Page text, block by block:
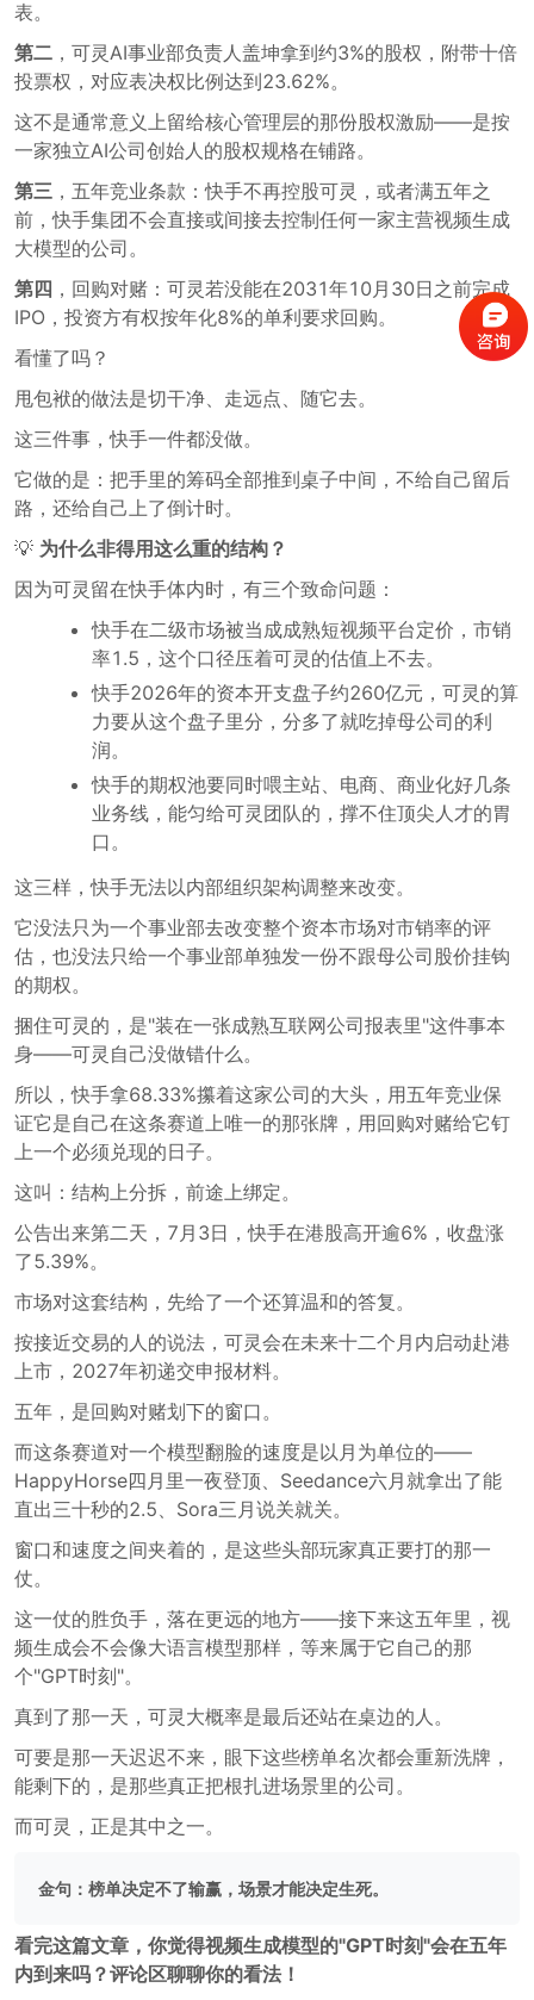
表。
第二，可灵AI事业部负责人盖坤拿到约3%的股权，附带十倍
投票权，对应表决权比例达到23.62%。
这不是通常意义上留给核心管理层的那份股权激励——是按
一家独立AI公司创始人的股权规格在铺路。
第三 ，五年竞业条款：快手不再控股可灵，或者满五年之
前，快手集团不会直接或间接去控制任何一家主营视频生成
大模型的公司。
第四 ，回购对赌：可灵若没能在2031年10月30日之前完成
IPO，投资方有权按年化8%的单利要求回购。
看懂了吗？
甩包袱的做法是切干净、走远点、随它去。
这三件事，快手一件都没做。
它做的是：把手里的筹码全部推到桌子中间，不给自己留后
路，还给自己上了倒计时。
💡 为什么非得用这么重的结构？
因为可灵留在快手体内时，有三个致命问题：
快手在二级市场被当成成熟短视频平台定价，市销
率1.5，这个口径压着可灵的估值上不去。
快手2026年的资本开支盘子约260亿元，可灵的算
力要从这个盘子里分，分多了就吃掉母公司的利
润。
快手的期权池要同时喂主站、电商、商业化好几条
业务线，能匀给可灵团队的，撑不住顶尖人才的胃
口。
这三样，快手无法以内部组织架构调整来改变。
它没法只为一个事业部去改变整个资本市场对市销率的评
估，也没法只给一个事业部单独发一份不跟母公司股价挂钩
的期权。
捆住可灵的，是"装在一张成熟互联网公司报表里"这件事本
身——可灵自己没做错什么。
所以，快手拿68.33%攥着这家公司的大头，用五年竞业保
证它是自己在这条赛道上唯一的那张牌，用回购对赌给它钉
上一个必须兑现的日子。
这叫：结构上分拆，前途上绑定。
公告出来第二天，7月3日，快手在港股高开逾6%，收盘涨
了5.39%。
市场对这套结构，先给了一个还算温和的答复。
按接近交易的人的说法，可灵会在未来十二个月内启动赴港
上市，2027年初递交申报材料。
五年，是回购对赌划下的窗口。
而这条赛道对一个模型翻脸的速度是以月为单位的——
HappyHorse四月里一夜登顶、Seedance六月就拿出了能
直出三十秒的2.5、Sora三月说关就关。
窗口和速度之间夹着的，是这些头部玩家真正要打的那一
仗。
这一仗的胜负手，落在更远的地方——接下来这五年里，视
频生成会不会像大语言模型那样，等来属于它自己的那
个"GPT时刻"。
真到了那一天，可灵大概率是最后还站在桌边的人。
可要是那一天迟迟不来，眼下这些榜单名次都会重新洗牌，
能剩下的，是那些真正把根扎进场景里的公司。
而可灵，正是其中之一。
金句：榜单决定不了输赢，场景才能决定生死。
看完这篇文章，你觉得视频生成模型的"GPT时刻"会在五年
内到来吗？评论区聊聊你的看法！